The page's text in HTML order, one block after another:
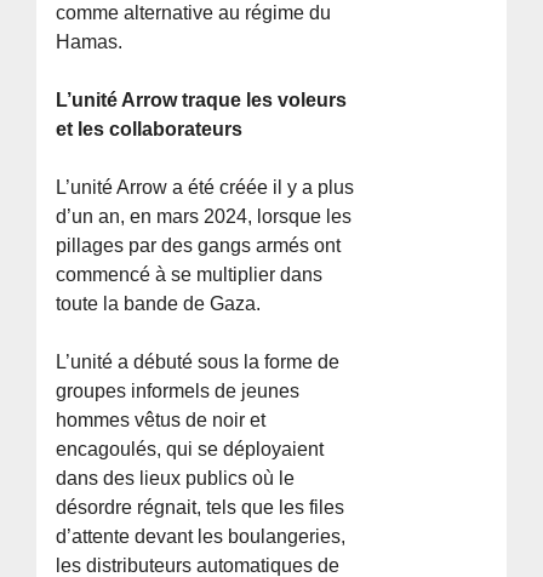
comme alternative au régime du
Hamas.
L’unité Arrow traque les voleurs
et les collaborateurs
L’unité Arrow a été créée il y a plus
d’un an, en mars 2024, lorsque les
pillages par des gangs armés ont
commencé à se multiplier dans
toute la bande de Gaza.
L’unité a débuté sous la forme de
groupes informels de jeunes
hommes vêtus de noir et
encagoulés, qui se déployaient
dans des lieux publics où le
désordre régnait, tels que les files
d’attente devant les boulangeries,
les distributeurs automatiques de